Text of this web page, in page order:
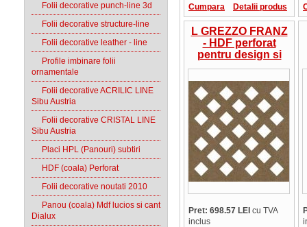
Folii decorative punch-line 3d
Folii decorative structure-line
Folii decorative leather - line
Profile imbinare folii
ornamentale
Folii decorative ACRILIC LINE
Sibu Austria
Folii decorative CRISTAL LINE
Sibu Austria
Placi HPL (Panouri) subtiri
HDF (coala) Perforat
Folii decorative noutati 2010
Panou (coala) Mdf lucios si cant
Dialux
Cumpara Detalii produs
L GREZZO FRANZ
- HDF perforat
pentru design si
amenajari
Pret: 698.57 LEI cu TVA
inclus